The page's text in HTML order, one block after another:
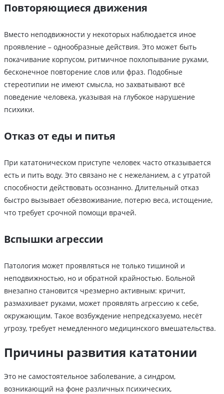
Повторяющиеся движения
Вместо неподвижности у некоторых наблюдается иное
проявление – однообразные действия. Это может быть
покачивание корпусом, ритмичное похлопывание руками,
бесконечное повторение слов или фраз. Подобные
стереотипии не имеют смысла, но захватывают всё
поведение человека, указывая на глубокое нарушение
психики.
Отказ от еды и питья
При кататоническом приступе человек часто отказывается
есть и пить воду. Это связано не с нежеланием, а с утратой
способности действовать осознанно. Длительный отказ
быстро вызывает обезвоживание, потерю веса, истощение,
что требует срочной помощи врачей.
Вспышки агрессии
Патология может проявляться не только тишиной и
неподвижностью, но и обратной крайностью. Больной
внезапно становится чрезмерно активным: кричит,
размахивает руками, может проявлять агрессию к себе,
окружающим. Такое возбуждение непредсказуемо, несёт
угрозу, требует немедленного медицинского вмешательства.
Причины развития кататонии
Это не самостоятельное заболевание, а синдром,
возникающий на фоне различных психических,